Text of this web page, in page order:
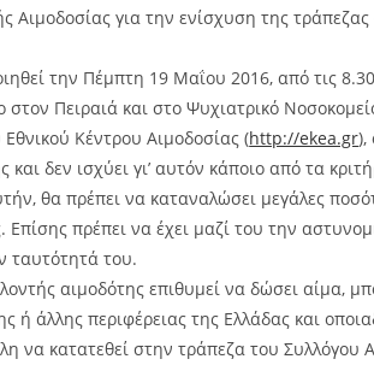
Αιμοδοσίας για την ενίσχυση της τράπεζας
την Πέμπτη 19 Μαΐου 2016, από τις
στον Πειραιά και στο Ψυχιατρικό
Κέντρου Αιμοδοσίας (http://ekea.gr),
δεν ισχύει γι’ αυτόν κάποιο από τα
θα πρέπει να καταναλώσει μεγάλες
πρέπει να έχει μαζί του την
ταυτότητά του.
αιμοδότης επιθυμεί να δώσει αίμα,
ή άλλης περιφέρειας της Ελλάδας και
να κατατεθεί στην τράπεζα του